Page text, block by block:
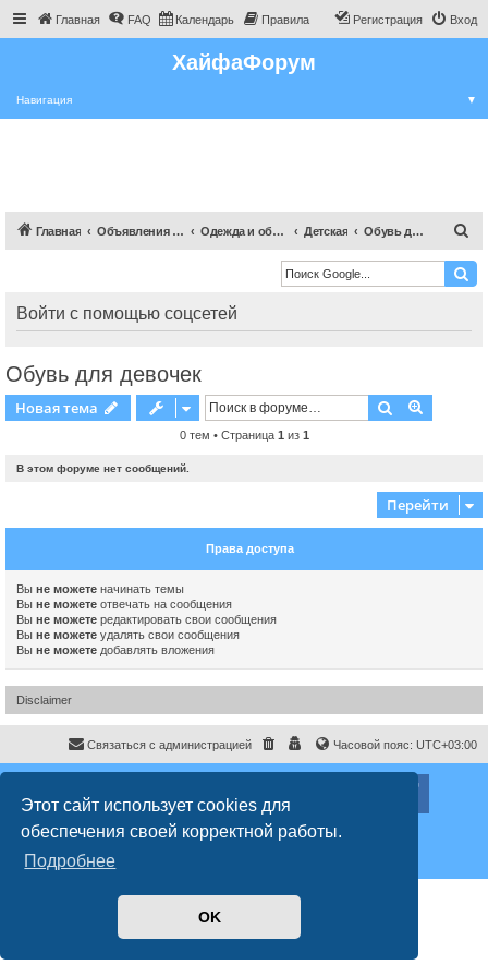
Этот сайт использует cookies для
обеспечения своей корректной работы.
Подробнее
OK
Главная FAQ Календарь Правила Вход
Регистрация
ХайфаФорум
Навигация ▼
Главная Объявления Хайфы и крайот Одежда и обувь Детская Обувь для девочек
и
к
Войти с помощью соцсетей
Обувь для девочек
Новая тема Поиск
0 тем • Страница 1 из 1
В этом форуме нет сообщений.
Перейти
Права доступа
Вы не можете начинать темы
Вы не можете отвечать на сообщения
Вы не можете редактировать свои сообщения
Вы не можете удалять свои сообщения
Вы не можете добавлять вложения
Disclaimer
Часовой пояс: UTC+03:00
Связаться с администрацией
Создано на основеphpBB® Forum Software © phpBB Limited
Русская поддержка phpBB
Конфиденциальность